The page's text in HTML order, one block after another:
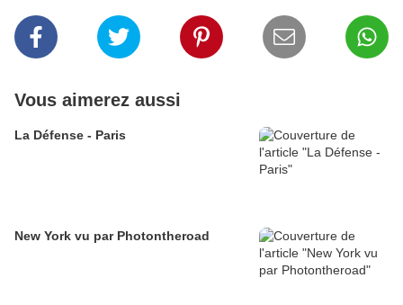
Vous aimerez aussi
La Défense - Paris
New York vu par Photontheroad